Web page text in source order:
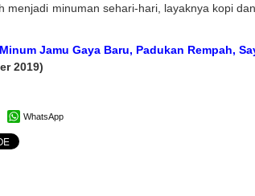
menjadi minuman sehari-hari, layaknya kopi
Jamu Gaya Baru, Padukan Rempah,
2019)
WhatsApp